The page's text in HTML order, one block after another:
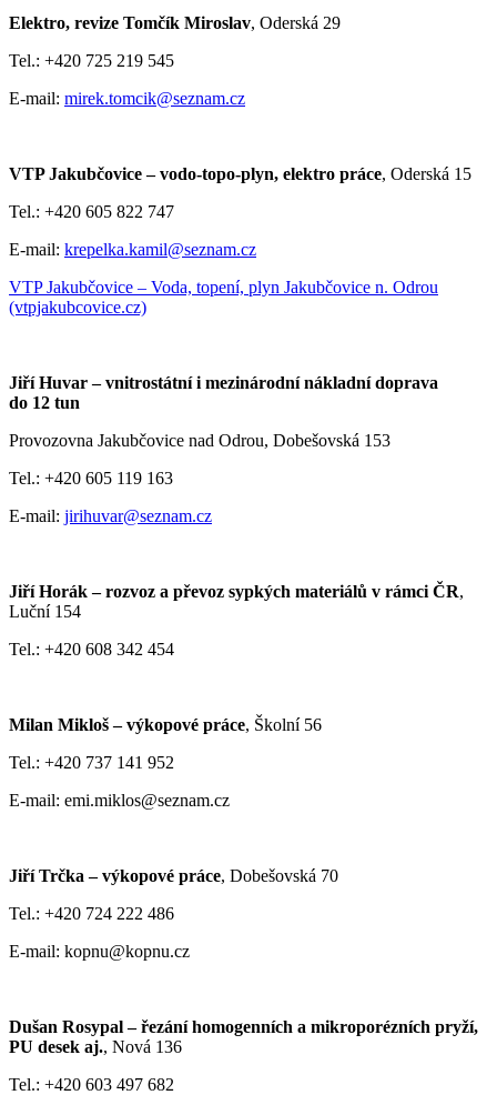
Elektro, revize Tomčík Miroslav, Oderská 29
Tel.: +420 725 219 545
E-mail: mirek.tomcik@seznam.cz
VTP Jakubčovice – vodo-topo-plyn, elektro práce, Oderská 15
Tel.: +420 605 822 747
E-mail: krepelka.kamil@seznam.cz
VTP Jakubčovice – Voda, topení, plyn Jakubčovice n. Odrou
(vtpjakubcovice.cz)
Jiří Huvar – vnitrostátní i mezinárodní nákladní doprava
do 12 tun
Provozovna Jakubčovice nad Odrou, Dobešovská 153
Tel.: +420 605 119 163
E-mail: jirihuvar@seznam.cz
Jiří Horák – rozvoz a převoz sypkých materiálů v rámci ČR,
Luční 154
Tel.: +420 608 342 454
Milan Mikloš – výkopové práce, Školní 56
Tel.: +420 737 141 952
E-mail: emi.miklos@seznam.cz
Jiří Trčka – výkopové práce, Dobešovská 70
Tel.: +420 724 222 486
E-mail: kopnu@kopnu.cz
Dušan Rosypal – řezání homogenních a mikroporézních pryží,
PU desek aj., Nová 136
Tel.: +420 603 497 682